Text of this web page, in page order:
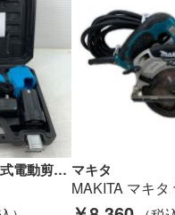
ZEXON 工具 充電式電動剪定鋏16.8v ZJS-168 Sランク マキタ